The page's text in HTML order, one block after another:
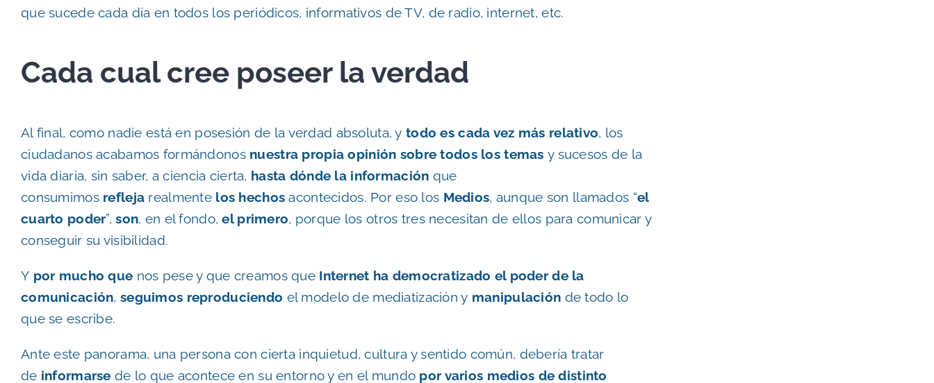
que sucede cada día en todos los periódicos, informativos de TV, de radio, internet, etc.
Cada cual cree poseer la verdad
Al final, como nadie está en posesión de la verdad absoluta, y todo es cada vez más relativo, los
ciudadanos acabamos formándonos nuestra propia opinión sobre todos los temas y sucesos de la
vida diaria, sin saber, a ciencia cierta, hasta dónde la información que
consumimos refleja realmente los hechos acontecidos. Por eso los Medios, aunque son llamados “el
cuarto poder”,son, en el fondo,el primero, porque los otros tres necesitan de ellos para comunicar y
conseguir su visibilidad.
Y por mucho que nos pese y que creamos que Internet ha democratizado el poder de la
comunicación, seguimos reproduciendo el modelo de mediatización y manipulación de todo lo
que se escribe.
Ante este panorama, una persona con cierta inquietud, cultura y sentido común, debería tratar
de informarse de lo que acontece en su entorno y en el mundo por varios medios de distinto